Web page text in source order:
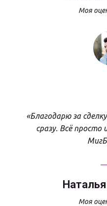
Моя
«Благодарю за
сразу. Всё просто
Моя